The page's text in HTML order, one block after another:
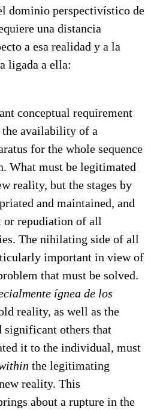
dominio perspectivístico de
una distancia
a esa realidad y a la
ligada a ella:
conceptual requirement
availability of a
for the whole sequence
What must be legitimated
reality, but the stages by
and maintained, and
or repudiation of all
The nihilating side of all
important in view of
that must be solved.
ígnea de los
reality, as well as the
others that
it to the individual, must
the legitimating
reality. This
about a rupture in the